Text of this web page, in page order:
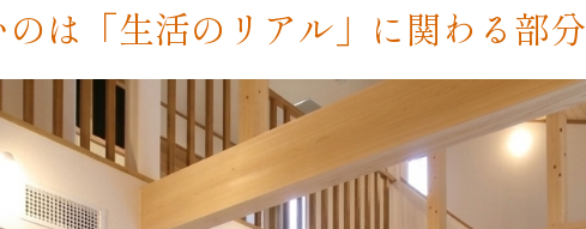
は「生活のリアル」に関わる部分